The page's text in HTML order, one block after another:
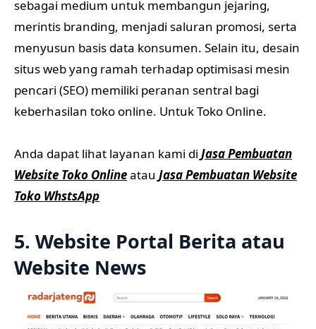
sebagai medium untuk membangun jejaring,
merintis branding, menjadi saluran promosi, serta
menyusun basis data konsumen. Selain itu, desain
situs web yang ramah terhadap optimisasi mesin
pencari (SEO) memiliki peranan sentral bagi
keberhasilan toko online. Untuk Toko Online.
Anda dapat lihat layanan kami di Jasa Pembuatan
Website Toko Onlineatau Jasa Pembuatan Website
Toko WhstsApp
5. Website Portal Berita atau
Website News